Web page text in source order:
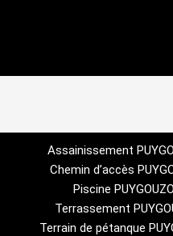
Assainissement
Chemin d’accès
Piscine
Terrassement
Terrain de pétanque